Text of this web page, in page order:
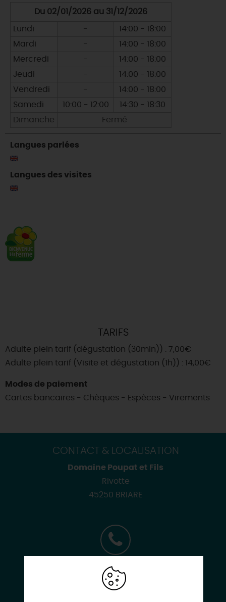
Du 02/01/2026 au 31/12/2026
Lundi -
14:00 - 18:00
Mardi
-
14:00 - 18:00
Mercredi
-
14:00 - 18:00
Jeudi
-
14:00 - 18:00
Vendredi
-
14:00 - 18:00
Samedi
10:00 - 12:00
14:30 - 18:30
Dimanche
Fermé
Langues parlées
Langues des visites
TARIFS
Adulte plein tarif (dégustation (30min)) : 7,00€
Adulte plein tarif (Visite et dégustation (1h)) : 14,00€
Modes de paiement
Cartes bancaires - Chèques - Espèces - Virements
CONTACT & LOCALISATION
Domaine Poupat et Fils
Rivotte
45250 BRIARE